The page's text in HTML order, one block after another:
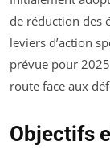
de réduction des
leviers d’action
prévue pour
route face aux
Objectifs